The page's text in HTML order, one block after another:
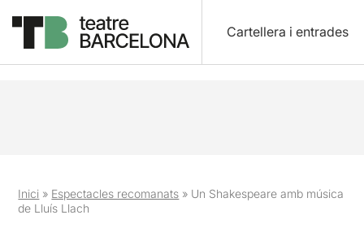
Cartellera i entrades
Inici » Espectacles recomanats » Un Shakespeare amb música
de Lluís Llach